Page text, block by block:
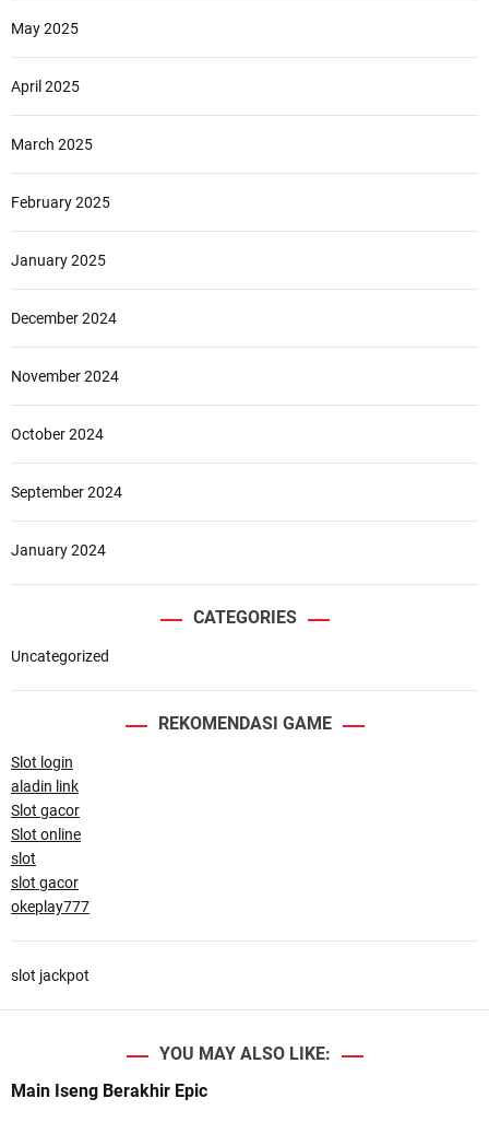
May 2025
April 2025
March 2025
February 2025
January 2025
December 2024
November 2024
October 2024
September 2024
January 2024
CATEGORIES
Uncategorized
REKOMENDASI GAME
Slot login
aladin link
Slot gacor
Slot online
slot
slot gacor
okeplay777
slot jackpot
YOU MAY ALSO LIKE:
Main Iseng Berakhir Epic